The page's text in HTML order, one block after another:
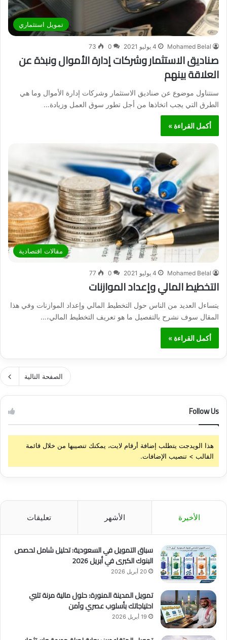
تمويل استثماري
Mohamed Belal 4 يوليو 2021 0
73
صناديق الاستثمار وشركات إدارة الأموال ونبذة عن
العلاقة بينهم
سنتناول موضوع عن صناديق الاستثمار وشركات إدارة الأموال وما هي
الطرق التي يجب اتخاذها من أجل تطور سوق العمل وزيادة…
أكمل القراءة »
مقالات اقتصادية
Mohamed Belal 4 يوليو 2021 0
77
التخطيط المالي وإعداد الموازنات
يتساءل العديد من الناس حول التخطيط المالي وإعداد الموازنات وفي هذا
المقال سوف نشرح بالتفصيل ما هو تعريف التخطيط المالي،…
أكمل القراءة »
الصفحة التالية
Follow Us
هذا الويدجت يتطلب إضافة أرقام لايت، يمكنك تنصيبها من خلال قائمة
القالب > تنصيب الإضافات.
الأخيرة الأشهر تعليقات
سباق التمويل في السعودية: تحليل شامل لحصص
البنوك الكبرى في أبريل 2026
20 أبريل 2026
تمويل المدينة المنورة: حلول مالية مرنة تلبي
احتياجاتك بأسلوب عصري وآمن
19 أبريل 2026